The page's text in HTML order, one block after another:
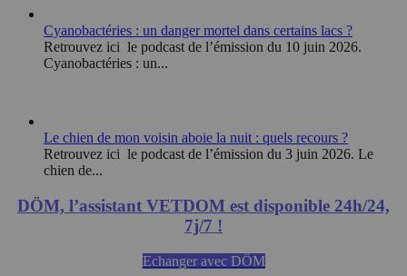
Cyanobactéries : un danger mortel dans certains lacs ?
Retrouvez ici le podcast de l’émission du 10 juin 2026.
Cyanobactéries : un...
Le chien de mon voisin aboie la nuit : quels recours ?
Retrouvez ici le podcast de l’émission du 3 juin 2026. Le
chien de...
DÖM, l’assistant VETDOM est disponible 24h/24,
7j/7 !
Echanger avec DÖM